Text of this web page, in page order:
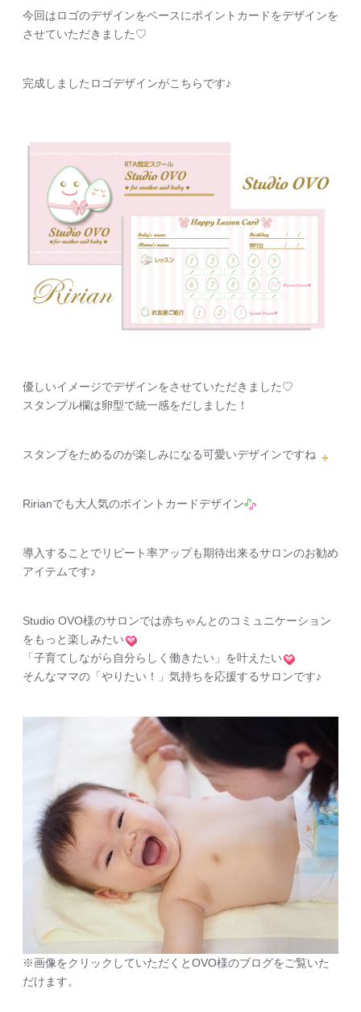
今回はロゴのデザインをベースにポイントカードをデザインを
させていただきました♡
完成しましたロゴデザインがこちらです♪
優しいイメージでデザインをさせていただきました♡
スタンプル欄は卵型で統一感をだしました！
スタンプをためるのが楽しみになる可愛いデザインですね
Ririanでも大人気のポイントカードデザイン
導入することでリピート率アップも期待出来るサロンのお勧め
アイテムです♪
Studio OVO様のサロンでは赤ちゃんとのコミュニケーション
をもっと楽しみたい
「子育てしながら自分らしく働きたい」を叶えたい
そんなママの「やりたい！」気持ちを応援するサロンです♪
※画像をクリックしていただくとOVO様のブログをご覧いた
だけます。